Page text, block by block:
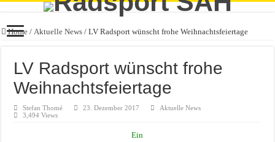
Home / Aktuelle News / LV Radsport wünscht frohe Weihnachtsfeiertage
LV Radsport wünscht frohe
Weihnachtsfeiertage
Stefan Thomé 23. Dezember 2017
Aktuelle News
3,494 Views
Ein